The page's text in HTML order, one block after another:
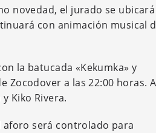
novedad, el jurado se
con animación musical
la batucada «Kekumka» y
Zocodover a las 22:00 horas. A
Kiko Rivera.
aforo será controlado para